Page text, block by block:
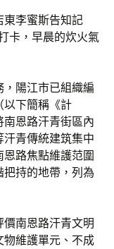
東李蜜斯告知記
卡，早晨的炊火氣
陽江市已組織編
以下簡稱《計
恩路汗青街區內
青傳統建筑集中
路焦點維護范圍
持的地帶，列為
南恩路汗青文明
維護單元、不成